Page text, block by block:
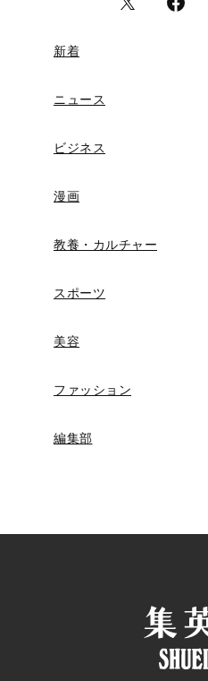
新着
ニュース
ビジネス
漫画
教養・カルチャー
スポーツ
美容
ファッション
編集部